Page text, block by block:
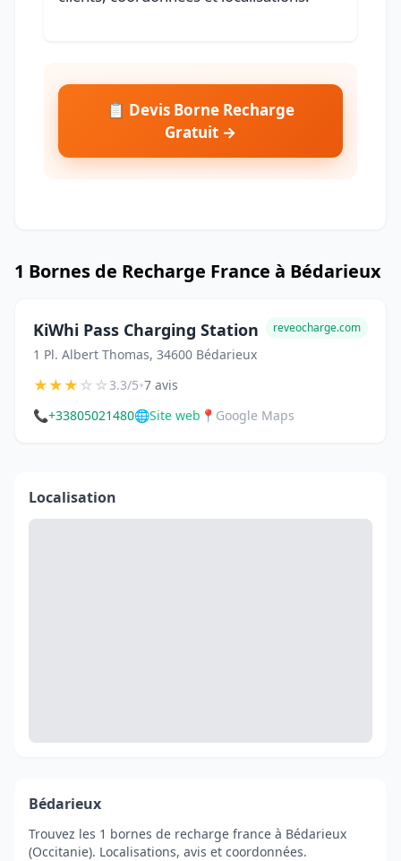
📋 Devis Borne Recharge
Gratuit →
1 Bornes de Recharge France à Bédarieux
KiWhi Pass Charging Station
1 Pl. Albert Thomas, 34600 Bédarieux
reveocharge.com
★★★☆☆3.3/5•7 avis
📞+33805021480🌐Site web 📍 Google Maps
Localisation
Bédarieux
Trouvez les 1 bornes de recharge france à Bédarieux
(Occitanie). Localisations, avis et coordonnées.